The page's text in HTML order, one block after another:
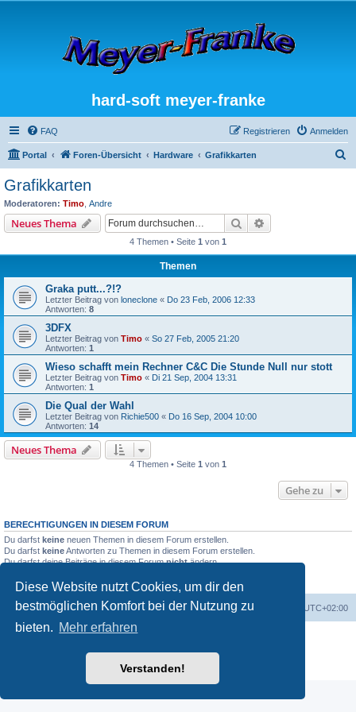
Diese Website nutzt Cookies, um dir den
bestmöglichen Komfort bei der Nutzung zu
bieten. Mehr erfahren
Verstanden!
hard-soft meyer-franke
FAQ Anmelden
Registrieren
Portal Foren-Übersicht Hardware Grafikkarten
Grafikkarten
Moderatoren: Timo Andre
Neues Thema Suche
4 Themen • Seite 1 von 1
Themen
Graka putt...?!?
Letzter Beitrag von loneclone « Do 23 Feb, 2006 12:33
Antworten: 8
3DFX
Letzter Beitrag von Timo « So 27 Feb, 2005 21:20
Antworten: 1
Wieso schafft mein Rechner C&C Die Stunde Null nur stott
Letzter Beitrag von Timo « Di 21 Sep, 2004 13:31
Antworten: 1
Die Qual der Wahl
Letzter Beitrag von Richie500 « Do 16 Sep, 2004 10:00
Antworten: 14
Neues Thema
4 Themen • Seite 1 von 1
Gehe zu
BERECHTIGUNGEN IN DIESEM FORUM
Du darfst keine neuen Themen in diesem Forum erstellen.
Du darfst keineAntworten zu Themen in diesem Forum erstellen.
Du darfst deine Beiträge in diesem Forumnichtändern.
Du darfstkeineDateianhänge in diesem Forum erstellen.
Portal Foren-Übersicht Alle Zeiten sind UTC+02:00
Powered byphpBB
Datenschutz
Nutzungsbedingungen